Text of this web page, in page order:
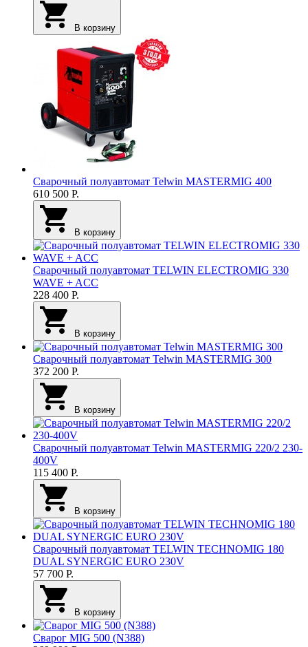
В корзину
Сварочный полуавтомат Telwin MASTERMIG 400
610 500 Р.
В корзину
Сварочный полуавтомат TELWIN ELECTROMIG 330
WAVE + ACC
228 400 Р.
В корзину
Сварочный полуавтомат Telwin MASTERMIG 300
372 200 Р.
В корзину
Сварочный полуавтомат Telwin MASTERMIG 220/2 230-
400V
115 400 Р.
В корзину
Сварочный полуавтомат TELWIN TECHNOMIG 180
DUAL SYNERGIC EURO 230V
57 700 Р.
В корзину
Сварог MIG 500 (N388)